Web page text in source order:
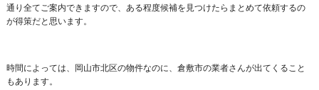
通り全てご案内できますので、ある程度候補を見つけたらまとめて依頼するの
が得策だと思います。
時間によっては、岡山市北区の物件なのに、倉敷市の業者さんが出てくること
もあります。